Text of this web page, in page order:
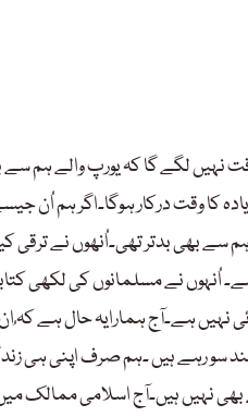
وقت نہیں لگے گا کہ یورپ والے
وقت درکار ہوگا۔اگر ہم اُن جیسے
بھی بدتر تھی۔اُنھوں نے ترقی
نے مسلمانوں کی لکھی
نہیں ہے۔آج ہمارایہ حال ہے
سو رہے ہیں ۔ہم صرف اپنی ہی
نہیں ہیں۔آج اسلامی ممالک میں